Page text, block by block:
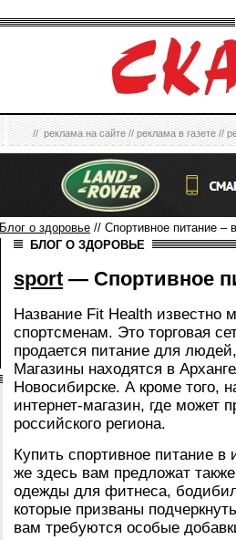
//реклама на сайте//реклама в газете//
Блог о здоровье // Спортивное питание –
БЛОГ О ЗДОРОВЬЕ
sport — Спортивное
Название Fit Health
спортсменам. Это торговая
продается питание для
Магазины находятся в
Новосибирске. А кроме того,
интернет-магазин, где может
российского региона.
Купить спортивное питание в
же здесь вам предложат
одежды для фитнеса,
которые призваны
вам требуются особые